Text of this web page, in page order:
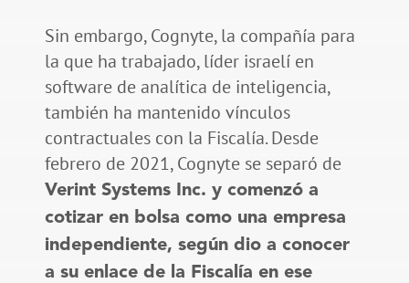
Sin embargo, Cognyte, la compañía para
la que ha trabajado, líder israelí en
software de analítica de inteligencia,
también ha mantenido vínculos
contractuales con la Fiscalía. Desde
febrero de 2021, Cognyte se separó de
Verint Systems Inc. y comenzó a
cotizar en bolsa como una empresa
independiente, según dio a conocer
a su enlace de la Fiscalía en ese